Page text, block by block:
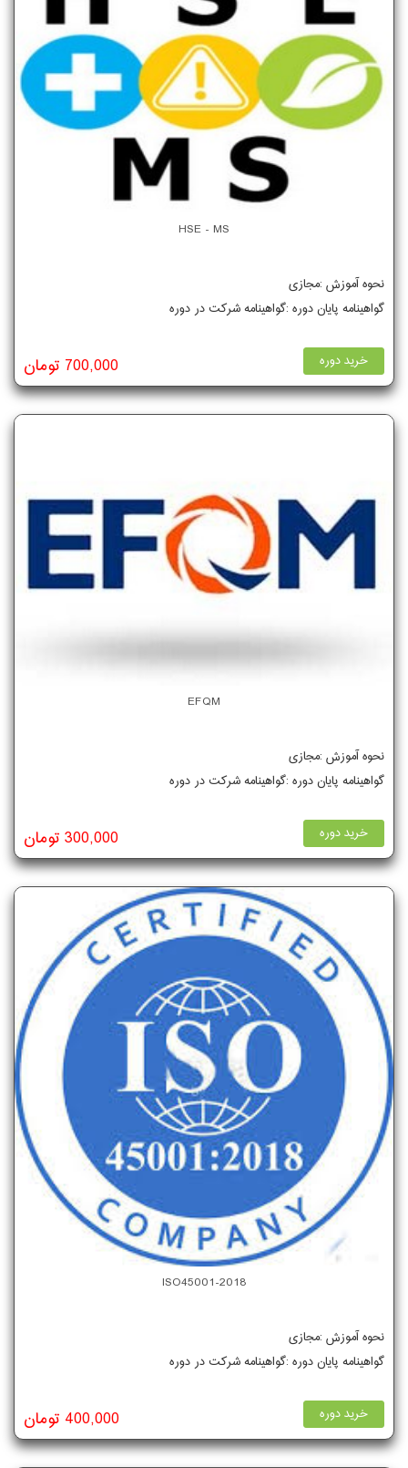
HSE - MS
نحوه آموزش :مجازی
گواهینامه پایان دوره :گواهینامه شرکت در دوره
خرید دوره 700,000 تومان
EFQM
نحوه آموزش :مجازی
گواهینامه پایان دوره :گواهینامه شرکت در دوره
خرید دوره 300,000 تومان
ISO45001-2018
نحوه آموزش :مجازی
گواهینامه پایان دوره :گواهینامه شرکت در دوره
خرید دوره 400,000 تومان